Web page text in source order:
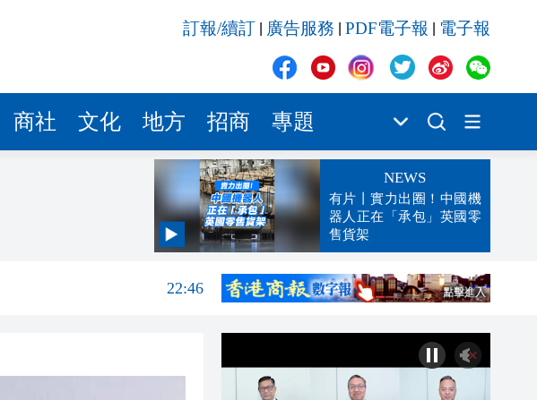
訂報/續訂 廣告服務 PDF電子報 電子報
商社 文化 地方 招商 專題
NEWS
有片丨實力出圈！中國機
器人正在「承包」英國零
售貨架
22:57
22:46